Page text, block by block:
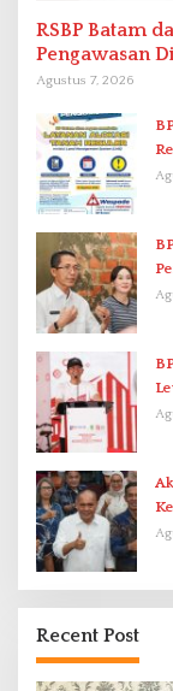
RSBP Batam
Pengawasan
Kefarmasian
Agustus 7, 2026
Recent Post